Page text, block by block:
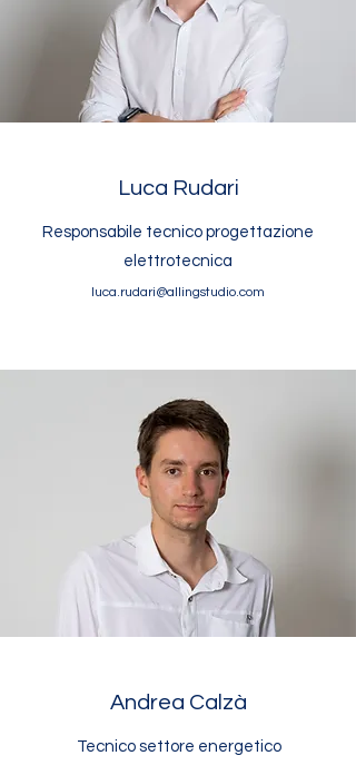
Luca Rudari
Responsabile tecnico progettazione
elettrotecnica
luca.rudari@allingstudio.com
Andrea Calzà
Tecnico settore energetico